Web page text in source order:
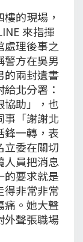
的現場，
來指揮
處理後事之
警方在吳男
的兩封遺書
北分署：
協助」，也
事「謝謝北
鋒一轉，表
立委在關切
人員把消息
的要求就是
得非常非常
痛。她大聲
外聲張職場